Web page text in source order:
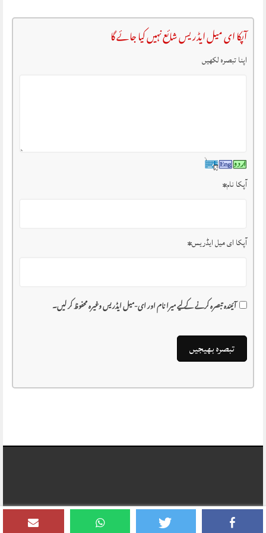
آپکا ای میل ایڈریس شائع نہیں کیا جائے گا
اپنا تبصرہ لکھیں
آپکا نام*
آپکا ای میل ایڈریس*
آئیندہ تبصرہ کرنے کے لیے میرا نام اور ای-میل ایڈریس وغیرہ محفوظ کر لیں۔